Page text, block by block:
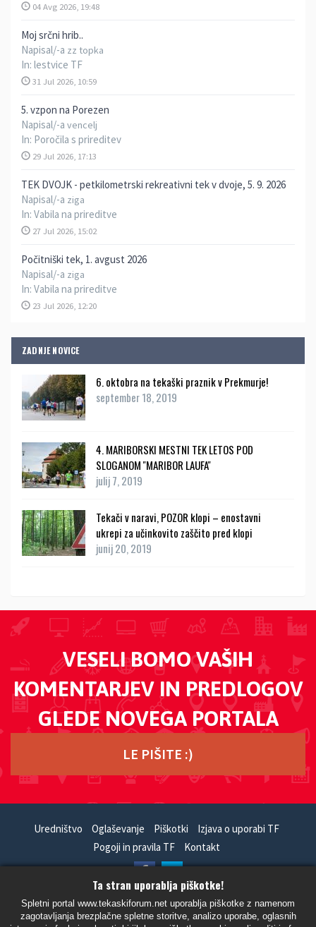
04 Avg 2026, 19:48
Moj srčni hrib..
Napisal/-a zz topka
In: lestvice TF
31 Jul 2026, 10:59
5. vzpon na Porezen
Napisal/-a vencelj
In: Poročila s prireditev
29 Jul 2026, 17:13
TEK DVOJK - petkilometrski rekreativni tek v dvoje, 5. 9. 2026
Napisal/-a ziga
In: Vabila na prireditve
27 Jul 2026, 15:02
Počitniški tek, 1. avgust 2026
Napisal/-a ziga
In: Vabila na prireditve
23 Jul 2026, 12:20
ZADNJE NOVICE
6. oktobra na tekaški praznik v Prekmurje!
september 18, 2019
4. MARIBORSKI MESTNI TEK LETOS POD
SLOGANOM ''MARIBOR LAUFA''
julij 7, 2019
Tekači v naravi, POZOR klopi – enostavni
ukrepi za učinkovito zaščito pred klopi
junij 20, 2019
VESELI BOMO VAŠIH
KOMENTARJEV IN PREDLOGOV
GLEDE NOVEGA PORTALA
LE PIŠITE :)
Uredništvo Oglaševanje Piškotki
Izjava o uporabi TF
Pogoji in pravila TF
Kontakt
HandCrafted With - Powered By
- Vsi časi so UTC+02:00 Evropa/Ljubljana -
Ta stran uporablja piškotke!
Spletni portal www.tekaskiforum.net uporablja piškotke z namenom
zagotavljanja brezplačne spletne storitve, analizo uporabe, oglasnih